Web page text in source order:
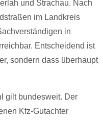
und Strachau. Nach
im Landkreis
in
Entscheidend ist
sondern dass überhaupt
gilt bundesweit. Der
Kfz-Gutachter